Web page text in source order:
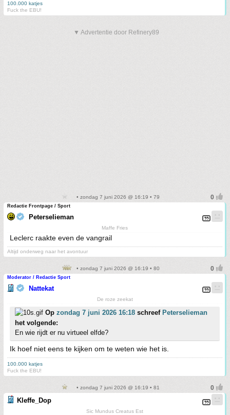
100.000 katjes
Fuck the EBU!
▼ Advertentie door Refinery89
• zondag 7 juni 2026 @ 16:19 • 79
Redactie Frontpage / Sport
Peterselieman
Maffe Fries
Leclerc raakte even de vangrail
Altijd onderweg naar het avontuur
• zondag 7 juni 2026 @ 16:19 • 80
Moderator / Redactie Sport
Nattekat
De roze zeekat
Op zondag 7 juni 2026 16:18 schreef Peterselieman
het volgende:
En wie rijdt er nu virtueel elfde?
Ik hoef niet eens te kijken om te weten wie het is.
100.000 katjes
Fuck the EBU!
• zondag 7 juni 2026 @ 16:19 • 81
Kleffe_Dop
Sic Mundus Creatus Est